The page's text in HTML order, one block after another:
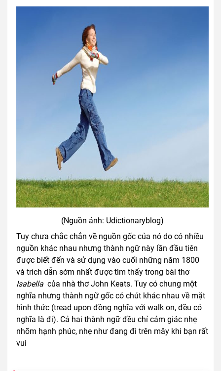
(Nguồn ảnh: Udictionaryblog)
Tuy chưa chắc chắn về nguồn gốc của nó do có nhiều
nguồn khác nhau nhưng thành ngữ này lần đầu tiên
được biết đến và sử dụng vào cuối những năm 1800
và trích dẫn sớm nhất được tìm thấy trong bài thơ
Isabella của nhà thơ John Keats. Tuy có chung một
nghĩa nhưng thành ngữ gốc có chút khác nhau về mặt
hình thức (tread upon đồng nghĩa với walk on, đều có
nghĩa là đi). Cả hai thành ngữ đều chỉ cảm giác nhẹ
nhõm hạnh phúc, nhẹ như đang đi trên mây khi bạn rất
vui